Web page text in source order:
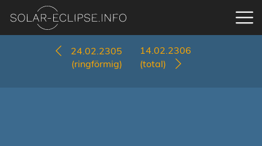
24.02.2305
(ringförmig)
14.02.2306
(total)